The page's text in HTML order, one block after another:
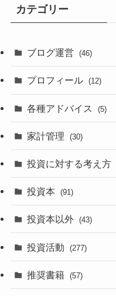
カテゴリー
ブログ運営 (46)
プロフィール (12)
各種アドバイス (5)
家計管理 (30)
投資に対する考え方
投資本 (91)
投資本以外 (43)
投資活動 (277)
推奨書籍 (57)